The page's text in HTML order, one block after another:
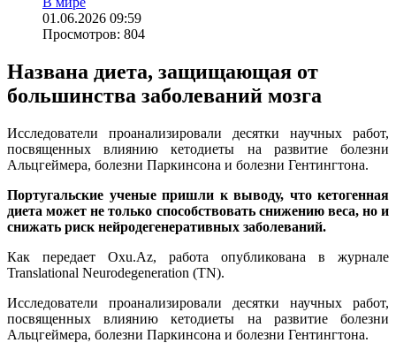
01.06.2026 09:59
Просмотров: 804
Названа диета, защищающая от
большинства заболеваний мозга
Исследователи проанализировали десятки научных работ,
посвященных влиянию кетодиеты на развитие болезни
Альцгеймера, болезни Паркинсона и болезни Гентингтона.
Португальские ученые пришли к выводу, что кетогенная
диета может не только способствовать снижению веса, но и
снижать риск нейродегенеративных заболеваний.
Как передает Oxu.Az, работа опубликована в журнале
Translational Neurodegeneration (TN).
Исследователи проанализировали десятки научных работ,
посвященных влиянию кетодиеты на развитие болезни
Альцгеймера, болезни Паркинсона и болезни Гентингтона.